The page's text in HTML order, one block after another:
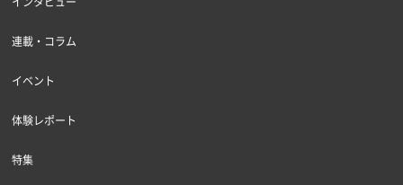
連載・コラム
イベント
体験レポート
特集